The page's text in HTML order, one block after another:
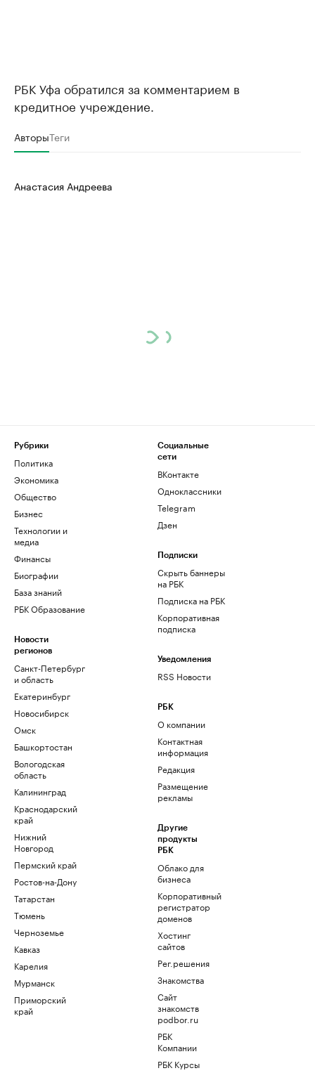
РБК Уфа обратился за комментарием в
кредитное учреждение.
АвторыТеги
Анастасия Андреева
Рубрики
Политика
Экономика
Общество
Бизнес
Технологии и
медиа
Финансы
Биографии
База знаний
РБК Образование
Новости
регионов
Санкт-Петербург
и область
Екатеринбург
Новосибирск
Омск
Башкортостан
Вологодская
область
Калининград
Краснодарский
край
Нижний
Новгород
Пермский край
Ростов-на-Дону
Татарстан
Тюмень
Черноземье
Кавказ
Карелия
Мурманск
Приморский
край
Социальные
сети
ВКонтакте
Одноклассники
Telegram
Дзен
Подписки
Скрыть баннеры
на РБК
Подписка на РБК
Корпоративная
подписка
Уведомления
RSS Новости
РБК
О компании
Контактная
информация
Редакция
Размещение
рекламы
Другие
продукты
РБК
Облако для
бизнеса
Корпоративный
регистратор
доменов
Хостинг
сайтов
Рег.решения
Знакомства
Сайт
знакомств
podbor.ru
РБК
Компании
РБК Курсы